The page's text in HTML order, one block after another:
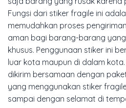
Fungsi dari stiker fragile ini
memudahkan proses
aman bagi barang-barang
khusus. Penggunaan stiker ini
luar kota maupun di dalam
dikirim bersamaan dengan
yang menggunakan stiker
sampai dengan selamat di